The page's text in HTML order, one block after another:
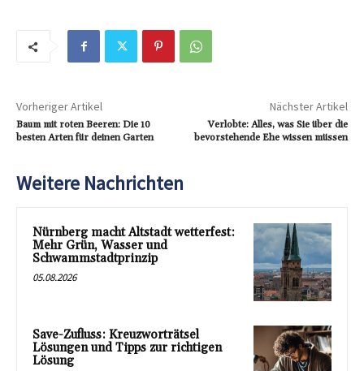
Vorheriger Artikel
Baum mit roten Beeren: Die 10
besten Arten für deinen Garten
Nächster Artikel
Verlobte: Alles, was Sie über die
bevorstehende Ehe wissen müssen
Weitere Nachrichten
Nürnberg macht Altstadt wetterfest:
Mehr Grün, Wasser und
Schwammstadtprinzip
05.08.2026
Save-Zufluss: Kreuzworträtsel
Lösungen und Tipps zur richtigen
Lösung